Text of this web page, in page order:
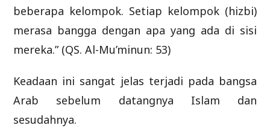
beberapa kelompok. Setiap kelompok (hizbi)
merasa bangga dengan apa yang ada di sisi
mereka.” (QS. Al-Mu’minun: 53)
Keadaan ini sangat jelas terjadi pada bangsa
Arab sebelum datangnya Islam dan
sesudahnya.